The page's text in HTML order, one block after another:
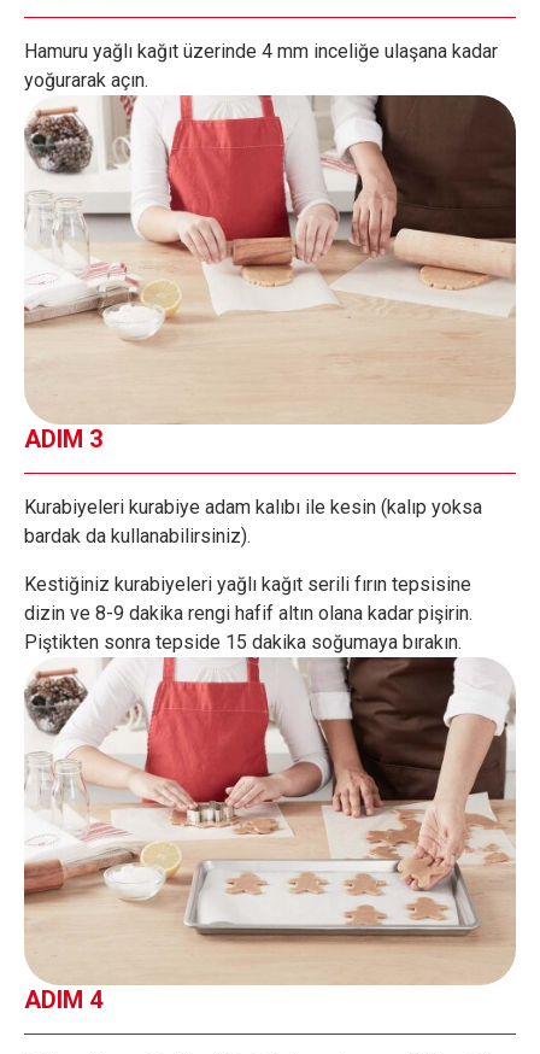
Hamuru yağlı kağıt üzerinde 4 mm inceliğe ulaşana kadar
yoğurarak açın.
ADIM 3
Kurabiyeleri kurabiye adam kalıbı ile kesin (kalıp yoksa
bardak da kullanabilirsiniz).
Kestiğiniz kurabiyeleri yağlı kağıt serili fırın tepsisine
dizin ve 8-9 dakika rengi hafif altın olana kadar pişirin.
Piştikten sonra tepside 15 dakika soğumaya bırakın.
ADIM 4